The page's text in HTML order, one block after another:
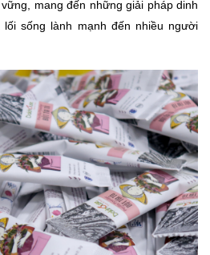
mang đến những giải pháp dinh
sống lành mạnh đến nhiều người